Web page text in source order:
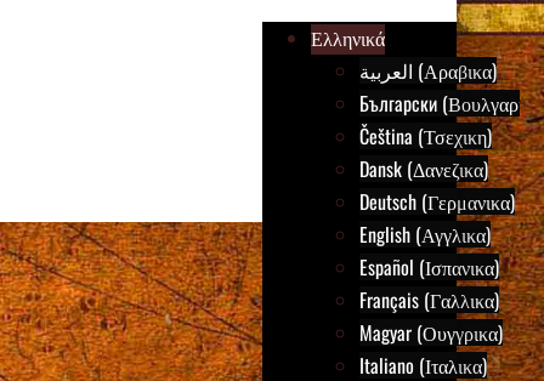
Ελληνικά
العربية (Αραβικα)
Български
Čeština (Τσεχικη)
Dansk (Δανεζικα)
Deutsch (Γερμανικα)
English (Αγγλικα)
Español (Ισπανικα)
Français (Γαλλικα)
Magyar (Ουγγρικα)
Italiano (Ιταλικα)